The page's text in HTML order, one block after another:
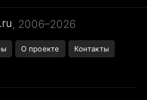
Тунцы в океанариуме
, 2006–2026
О проекте Контакты